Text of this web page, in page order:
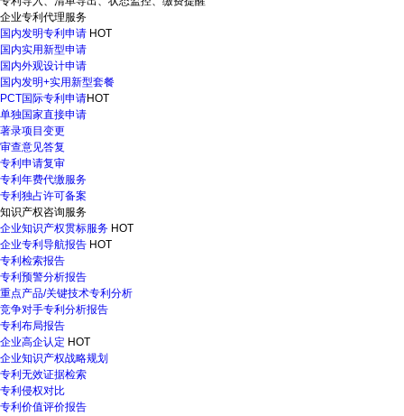
企业专利代理服务
国内发明专利申请 HOT
国内实用新型申请
国内外观设计申请
国内发明+实用新型套餐
PCT国际专利申请HOT
单独国家直接申请
著录项目变更
审查意见答复
专利申请复审
专利年费代缴服务
专利独占许可备案
知识产权咨询服务
企业知识产权贯标服务 HOT
企业专利导航报告 HOT
专利检索报告
专利预警分析报告
重点产品/关键技术专利分析
竞争对手专利分析报告
专利布局报告
企业高企认定 HOT
企业知识产权战略规划
专利无效证据检索
专利侵权对比
专利价值评价报告